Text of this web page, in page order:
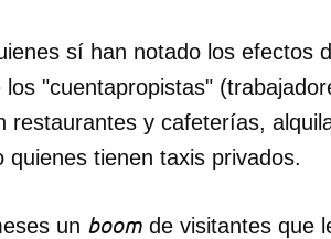
INICIAR SESIÓN
sí han notado los efectos
"cuentapropistas"
restaurantes y cafeterías,
tienen taxis privados.
un boom de visitantes que